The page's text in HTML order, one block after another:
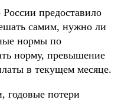
предоставило
самим, нужно ли
нормы по
норму, превышение
в текущем месяце.
годовые потери